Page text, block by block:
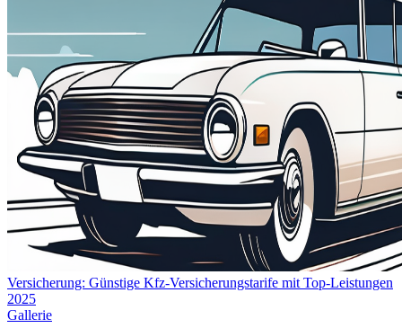
Versicherung: Günstige Kfz-Versicherungstarife mit Top-Leistungen
2025
Gallerie